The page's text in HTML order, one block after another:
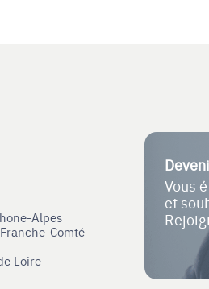
Alpes
Comté
Loire
Vous
et